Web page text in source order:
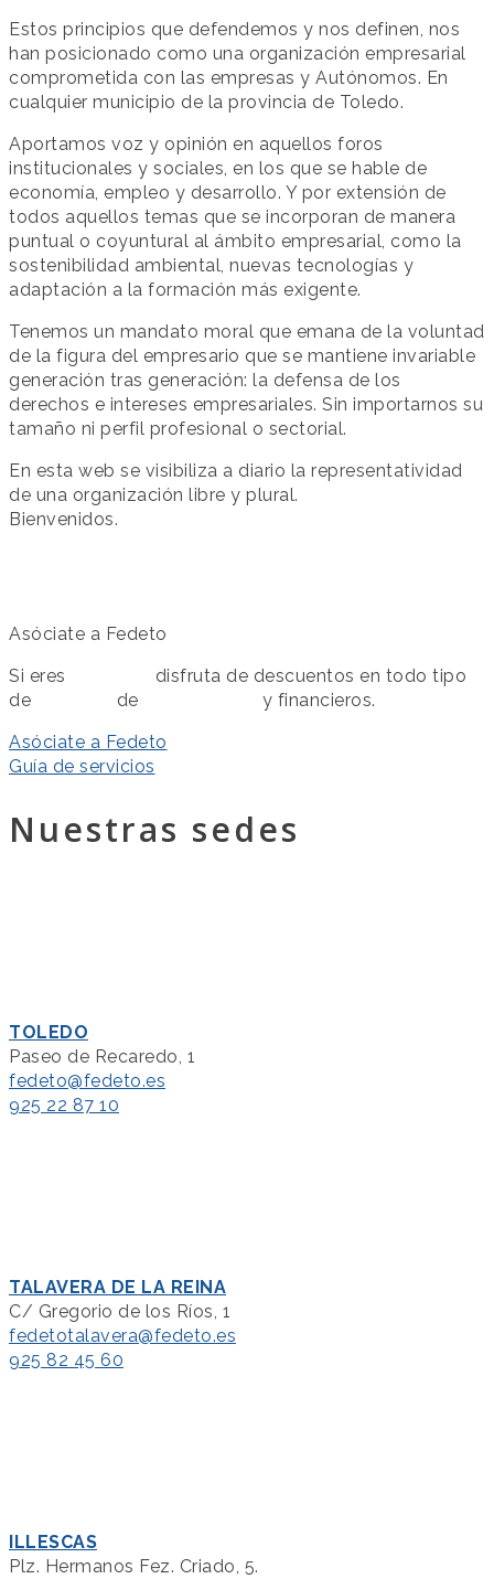
Estos principios que defendemos y nos definen, nos
han posicionado como una organización empresarial
comprometida con las empresas y Autónomos. En
cualquier municipio de la provincia de Toledo.
Aportamos voz y opinión en aquellos foros
institucionales y sociales, en los que se hable de
economía, empleo y desarrollo. Y por extensión de
todos aquellos temas que se incorporan de manera
puntual o coyuntural al ámbito empresarial, como la
sostenibilidad ambiental, nuevas tecnologías y
adaptación a la formación más exigente.
Tenemos un mandato moral que emana de la voluntad
de la figura del empresario que se mantiene invariable
generación tras generación: la defensa de los
derechos e intereses empresariales. Sin importarnos su
tamaño ni perfil profesional o sectorial.
En esta web se visibiliza a diario la representatividad
de una organización libre y plural.
Bienvenidos.
Asóciate a Fedeto
Si eres
disfruta de descuentos en todo tipo
de
de
y financieros.
Asóciate a Fedeto
Guía de servicios
Nuestras sedes
TOLEDO
Paseo de Recaredo, 1
fedeto@fedeto.es
925 22 87 10
TALAVERA DE LA REINA
C/ Gregorio de los Ríos, 1
fedetotalavera@fedeto.es
925 82 45 60
ILLESCAS
Plz. Hermanos Fez. Criado, 5.